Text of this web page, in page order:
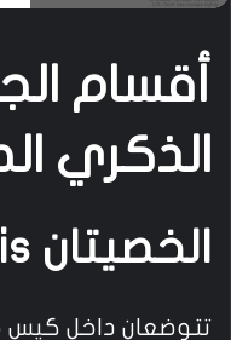
أقسام
الذكري
الخصيتان Testis
تتوضعان داخل كيس